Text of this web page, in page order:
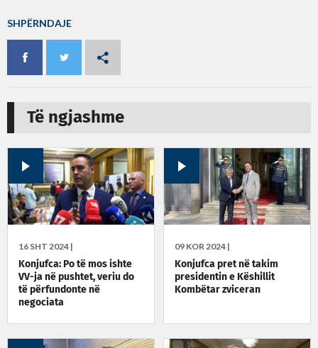
SHPËRNDAJE
Të ngjashme
16 SHT 2024 |
Konjufca: Po të mos ishte
VV-ja në pushtet, veriu do
të përfundonte në
negociata
09 KOR 2024 |
Konjufca pret në takim
presidentin e Këshillit
Kombëtar zviceran